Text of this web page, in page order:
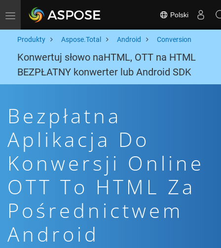
Toggle navigation Polski
Produkty Aspose.Total Android Conversion
Konwertuj słowo naHTML, OTT na HTML
BEZPŁATNY konwerter lub Android SDK
Bezpłatna
Aplikacja Do
Konwersji Online
OTT To HTML Za
Pośrednictwem
Android